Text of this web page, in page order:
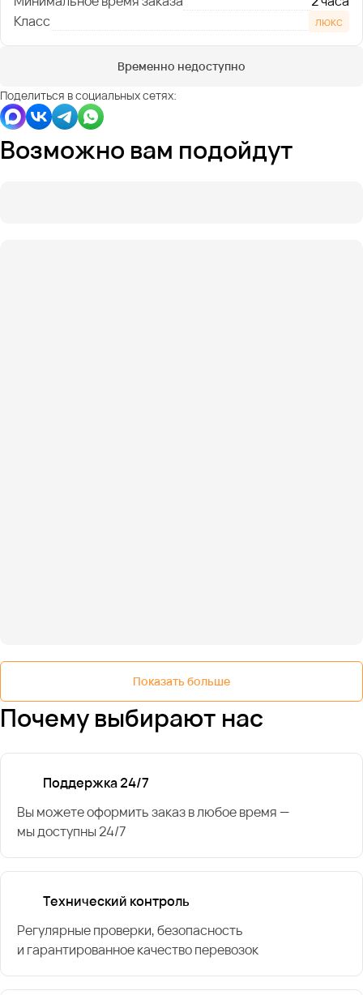
Класс
люкс
Временно недоступно
Поделиться в социальных сетях:
Возможно вам подойдут
Показать больше
Почему выбирают нас
Поддержка 24/7
Вы можете оформить заказ в любое время —
мы доступны 24/7
Технический контроль
Регулярные проверки, безопасность
и гарантированное качество перевозок